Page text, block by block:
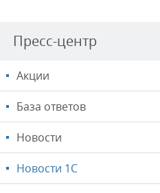
Пресс-центр
Акции
База ответов
Новости
Новости 1С